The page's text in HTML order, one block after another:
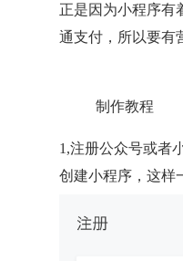
正是因为小程序有
通支付，所以要有
制作教程
1,注册公众号或者
创建小程序，这样